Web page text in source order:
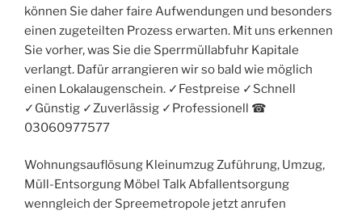
können Sie daher faire Aufwendungen und besonders
einen zugeteilten Prozess erwarten. Mit uns erkennen
Sie vorher, was Sie die Sperrmüllabfuhr Kapitale
verlangt. Dafür arrangieren wir so bald wie möglich
einen Lokalaugenschein. ✓Festpreise ✓Schnell
✓Günstig ✓Zuverlässig ✓Professionell ☎︎
03060977577
Wohnungsauflösung Kleinumzug Zuführung, Umzug,
Müll-Entsorgung Möbel Talk Abfallentsorgung
wenngleich der Spreemetropole jetzt anrufen